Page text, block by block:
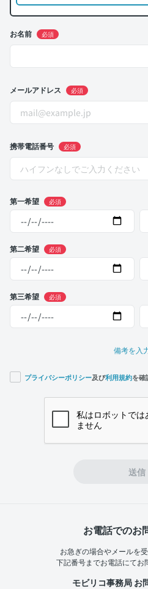
お名前 必須
メールアドレス 必須
携帯電話番号 必須
第一希望 必須
第二希望 必須
第三希望 必須
備考を入
プライバシーポリシー及び利用規約を確
送信
お電話でのお
お急ぎの場合やメールを
下記番号までお電話にてお
モビリコ事務局 お